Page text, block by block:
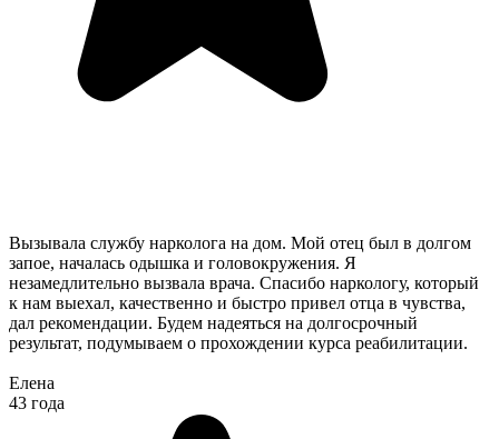
Вызывала службу нарколога на дом. Мой отец был в долгом
запое, началась одышка и головокружения. Я
незамедлительно вызвала врача. Спасибо наркологу, который
к нам выехал, качественно и быстро привел отца в чувства,
дал рекомендации. Будем надеяться на долгосрочный
результат, подумываем о прохождении курса реабилитации.
Елена
43 года